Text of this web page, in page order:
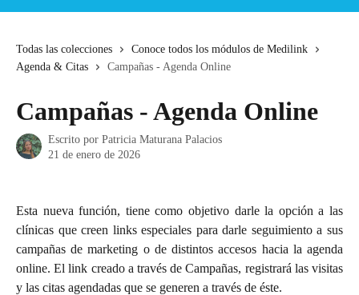
Todas las colecciones
Conoce todos los módulos de Medilink
Agenda & Citas
Campañas - Agenda Online
Campañas - Agenda Online
Escrito por Patricia Maturana Palacios
21 de enero de 2026
Esta nueva función, tiene como objetivo darle la opción a las
clínicas que creen links especiales para darle seguimiento a sus
campañas de marketing o de distintos accesos hacia la agenda
online. El link creado a través de Campañas, registrará las visitas
y las citas agendadas que se generen a través de éste.